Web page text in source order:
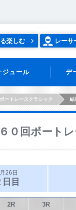
楽しむ レーサ
ジュール デ
ートレースクラシック 結
０回ボート
26日
日目
2R 3R